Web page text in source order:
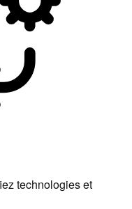
technologies et